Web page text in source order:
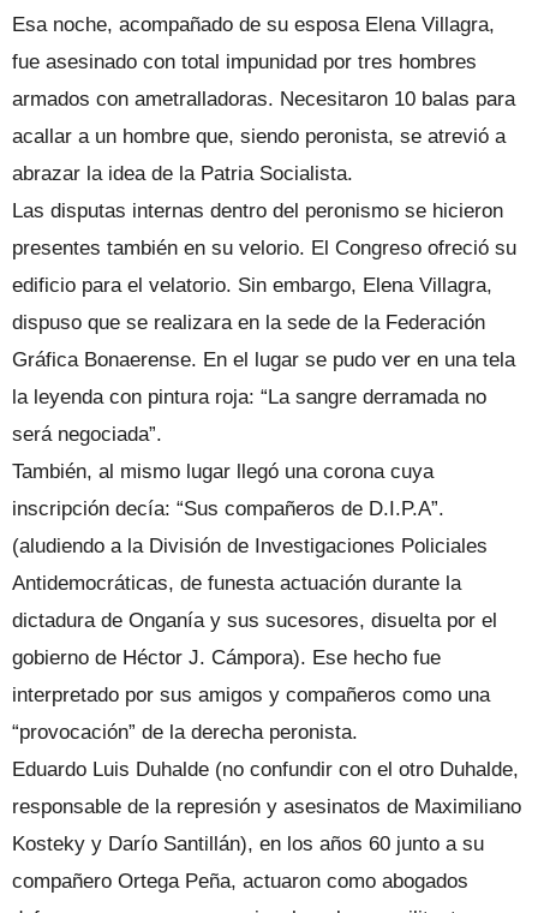
Esa noche, acompañado de su esposa Elena Villagra,
fue asesinado con total impunidad por tres hombres
armados con ametralladoras. Necesitaron 10 balas para
acallar a un hombre que, siendo peronista, se atrevió a
abrazar la idea de la Patria Socialista.
Las disputas internas dentro del peronismo se hicieron
presentes también en su velorio. El Congreso ofreció su
edificio para el velatorio. Sin embargo, Elena Villagra,
dispuso que se realizara en la sede de la Federación
Gráfica Bonaerense. En el lugar se pudo ver en una tela
la leyenda con pintura roja: “La sangre derramada no
será negociada”.
También, al mismo lugar llegó una corona cuya
inscripción decía: “Sus compañeros de D.I.P.A”.
(aludiendo a la División de Investigaciones Policiales
Antidemocráticas, de funesta actuación durante la
dictadura de Onganía y sus sucesores, disuelta por el
gobierno de Héctor J. Cámpora). Ese hecho fue
interpretado por sus amigos y compañeros como una
“provocación” de la derecha peronista.
Eduardo Luis Duhalde (no confundir con el otro Duhalde,
responsable de la represión y asesinatos de Maximiliano
Kosteky y Darío Santillán), en los años 60 junto a su
compañero Ortega Peña, actuaron como abogados